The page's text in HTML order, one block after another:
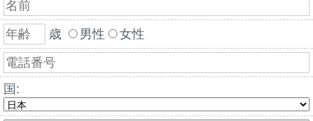
歳 男性 女性
国: